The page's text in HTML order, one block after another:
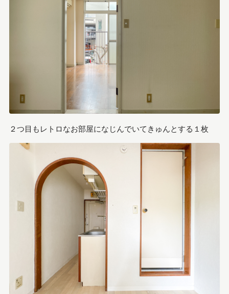
２つ目もレトロなお部屋になじんでいてきゅんとする１枚